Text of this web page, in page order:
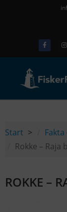
Start
Rokke – Raja
ROKKE –